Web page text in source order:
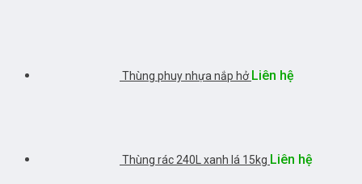
Thùng phuy nhựa nắp hở Liên hệ
Thùng rác 240L xanh lá 15kg Liên hệ